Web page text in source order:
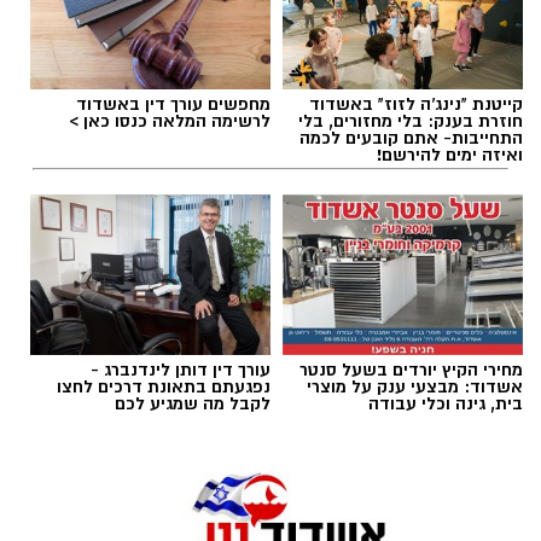
רוצה לעקוב אחרי הערוץ של הקבוצה "אשדוד נט"
ב-WhatsApp לחצו כאן
להורדת אפליקציה של אשדוד נט לחצו כאן
תגים:מכבי אשדוד, קודוס ווהאב
קודוס ווהאב (מכבי אשדוד)
קייטנת "נינג'ה לזוז" באשדוד
חוזרת בענק: בלי מחזורים, בלי
התחייבות- אתם קובעים לכמה
ואיזה ימים להירשם!
מחפשים עורך דין באשדוד
לרשימה המלאה כנסו כאן >
מחירי הקיץ יורדים בשעל סנטר
אשדוד: מבצעי ענק על מוצרי
בית, גינה וכלי עבודה
עורך דין דותן לינדנברג -
נפגעתם בתאונת דרכים לחצו
לקבל מה שמגיע לכם